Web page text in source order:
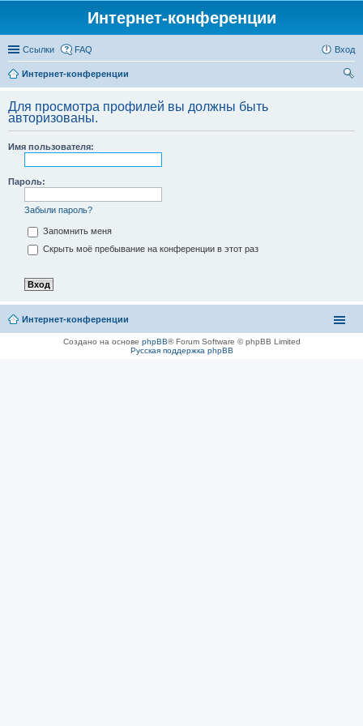
Интернет-конференции
Ссылки FAQ Вход
Интернет-конференции
Для просмотра профилей вы должны быть
авторизованы.
Имя пользователя:
Пароль:
Забыли пароль?
Запомнить меня
Скрыть моё пребывание на конференции в этот раз
Интернет-конференции
Создано на основе phpBB® Forum Software © phpBB Limited
Русская поддержка phpBB